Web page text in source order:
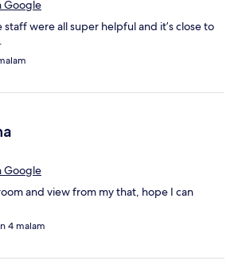
Google
were all super helpful and it’s close to
Google
and view from my that, hope I can
4 malam